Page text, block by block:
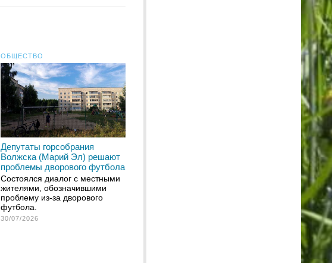
ОБЩЕСТВО
Депутаты горсобрания
Волжска (Марий Эл) решают
проблемы дворового футбола
Состоялся диалог с местными
жителями, обозначившими
проблему из-за дворового
футбола.
30/07/2026